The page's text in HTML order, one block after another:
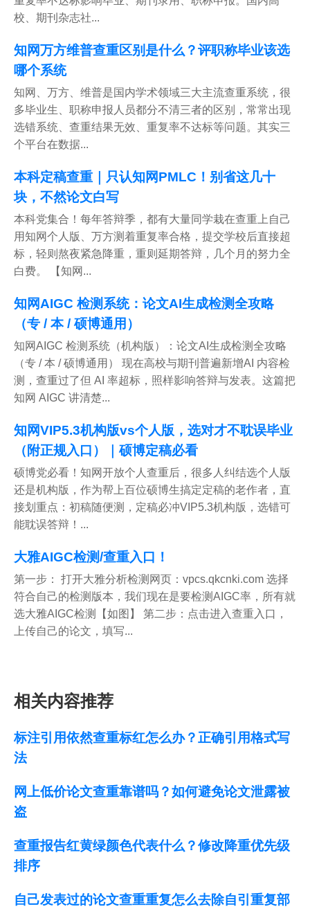
校、期刊杂志社...
知网万方维普查重区别是什么？评职称毕业该选
哪个系统
知网、万方、维普是国内学术领域三大主流查重系统，很
多毕业生、职称申报人员都分不清三者的区别，常常出现
选错系统、查重结果无效、重复率不达标等问题。其实三
个平台在数据...
本科定稿查重｜只认知网PMLC！别省这几十
块，不然论文白写
本科党集合！每年答辩季，都有大量同学栽在查重上自己
用知网个人版、万方测着重复率合格，提交学校后直接超
标，轻则熬夜紧急降重，重则延期答辩，几个月的努力全
白费。 【知网...
知网AIGC 检测系统：论文AI生成检测全攻略
（专 / 本 / 硕博通用）
知网AIGC 检测系统（机构版）：论文AI生成检测全攻略
（专 / 本 / 硕博通用） 现在高校与期刊普遍新增AI 内容检
测，查重过了但 AI 率超标，照样影响答辩与发表。这篇把
知网 AIGC 讲清楚...
知网VIP5.3机构版vs个人版，选对才不耽误毕业
（附正规入口）｜硕博定稿必看
硕博党必看！知网开放个人查重后，很多人纠结选个人版
还是机构版，作为帮上百位硕博生搞定定稿的老作者，直
接划重点：初稿随便测，定稿必冲VIP5.3机构版，选错可
能耽误答辩！...
大雅AIGC检测/查重入口！
第一步： 打开大雅分析检测网页：vpcs.qkcnki.com 选择
符合自己的检测版本，我们现在是要检测AIGC率，所有就
选大雅AIGC检测【如图】 第二步：点击进入查重入口，
上传自己的论文，填写...
相关内容推荐
标注引用依然查重标红怎么办？正确引用格式写
法
网上低价论文查重靠谱吗？如何避免论文泄露被
盗
查重报告红黄绿颜色代表什么？修改降重优先级
排序
自己发表过的论文查重重复怎么去除自引重复部